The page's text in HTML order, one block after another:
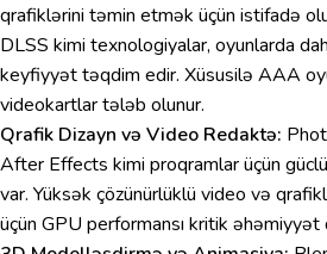
qrafiklərini təmin etmək üçün istifadə
DLSS kimi texnologiyalar, oyunlarda
keyfiyyət təqdim edir. Xüsusilə AAA
videokartlar tələb olunur.
Qrafik Dizayn və Video Redaktə:
After Effects kimi proqramlar üçün
var. Yüksək çözünürlüklü video və
üçün GPU performansı kritik əhəmiyyət